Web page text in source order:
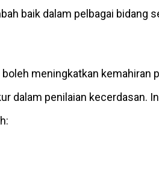
baik dalam pelbagai bidang
meningkatkan kemahiran
dalam penilaian